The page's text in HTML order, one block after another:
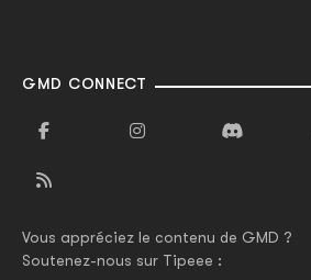
GMD CONNECT
Vous appréciez le contenu de GMD ?
Soutenez-nous sur Tipeee :